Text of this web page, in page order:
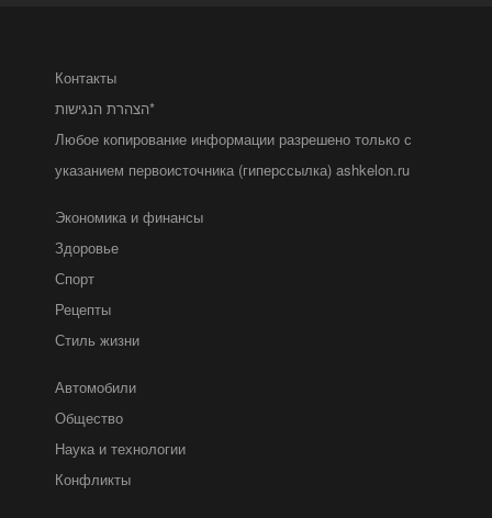
Контакты
הצהרת הנגישות*
Любое копирование информации разрешено только с
указанием первоисточника (гиперссылка) ashkelon.ru
Экономика и финансы
Здоровье
Спорт
Рецепты
Стиль жизни
Автомобили
Общество
Наука и технологии
Конфликты